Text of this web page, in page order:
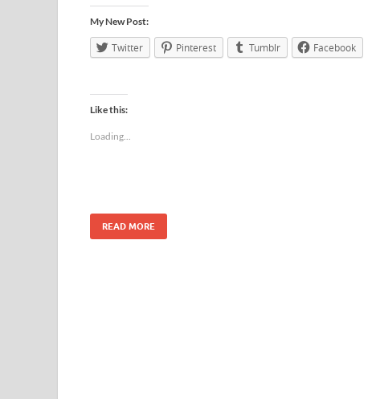
My New Post:
Twitter Pinterest Tumblr Facebook
Like this:
Loading...
READ MORE